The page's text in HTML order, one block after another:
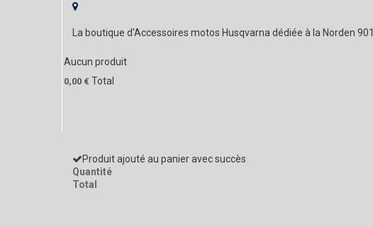
La boutique d'Accessoires motos Husqvarna dédiée à la Norden 901
Aucun produit
0,00 € Total
Produit ajouté au panier avec succès
Quantité
Total